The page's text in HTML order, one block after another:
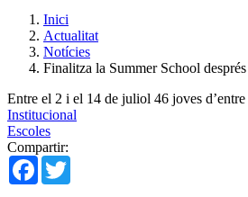
Inici
Actualitat
Notícies
Finalitza la Summer School
Entre el 2 i el 14 de juliol 46 joves
Institucional
Escoles
Compartir:
Facebook